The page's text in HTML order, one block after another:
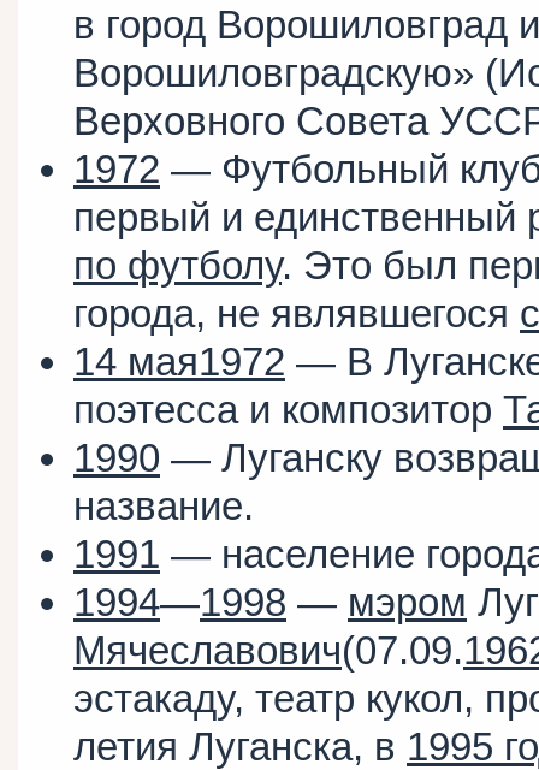
в город Ворошиловград
Ворошиловградскую»
Верховного Совета
1972 — Футбольный
первый и единственный
по футболу. Это был
города, не являвшегося
14 мая1972 — В
поэтесса и композитор
1990 — Луганску
название.
1991 — население
1994—1998 — мэром
Мячеславович(07.09.
эстакаду, театр кукол,
летия Луганска, в 1995